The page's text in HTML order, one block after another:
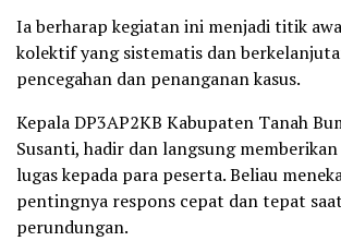
Ia berharap kegiatan ini menjadi titik
kolektif yang sistematis dan
pencegahan dan penanganan kasus.
Kepala DP3AP2KB Kabupaten Tanah
Susanti, hadir dan langsung
lugas kepada para peserta. Beliau
pentingnya respons cepat dan tepat
perundungan.